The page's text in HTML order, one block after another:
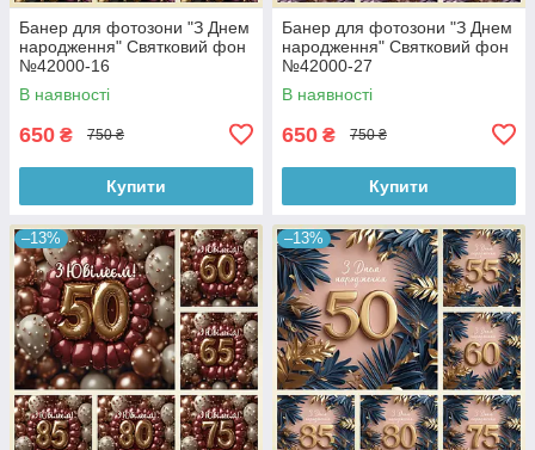
Банер для фотозони "З Днем
народження" Святковий фон
№42000-16
В наявності
650 ₴ 750 ₴
Купити
Банер для фотозони "З Днем
народження" Святковий фон
№42000-27
В наявності
650 ₴ 750 ₴
Купити
–13% –13%